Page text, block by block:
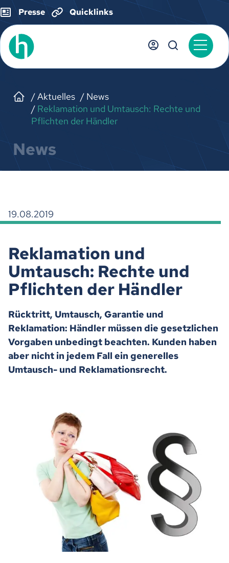
Presse Quicklinks
Aktuelles
News
Reklamation und Umtausch: Rechte und
Pflichten der Händler
News
19.08.2019
Reklamation und
Umtausch: Rechte und
Pflichten der Händler
Rücktritt, Umtausch, Garantie und
Reklamation: Händler müssen die gesetzlichen
Vorgaben unbedingt beachten. Kunden haben
aber nicht in jedem Fall ein generelles
Umtausch- und Reklamationsrecht.